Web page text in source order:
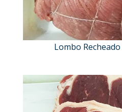
Lombo